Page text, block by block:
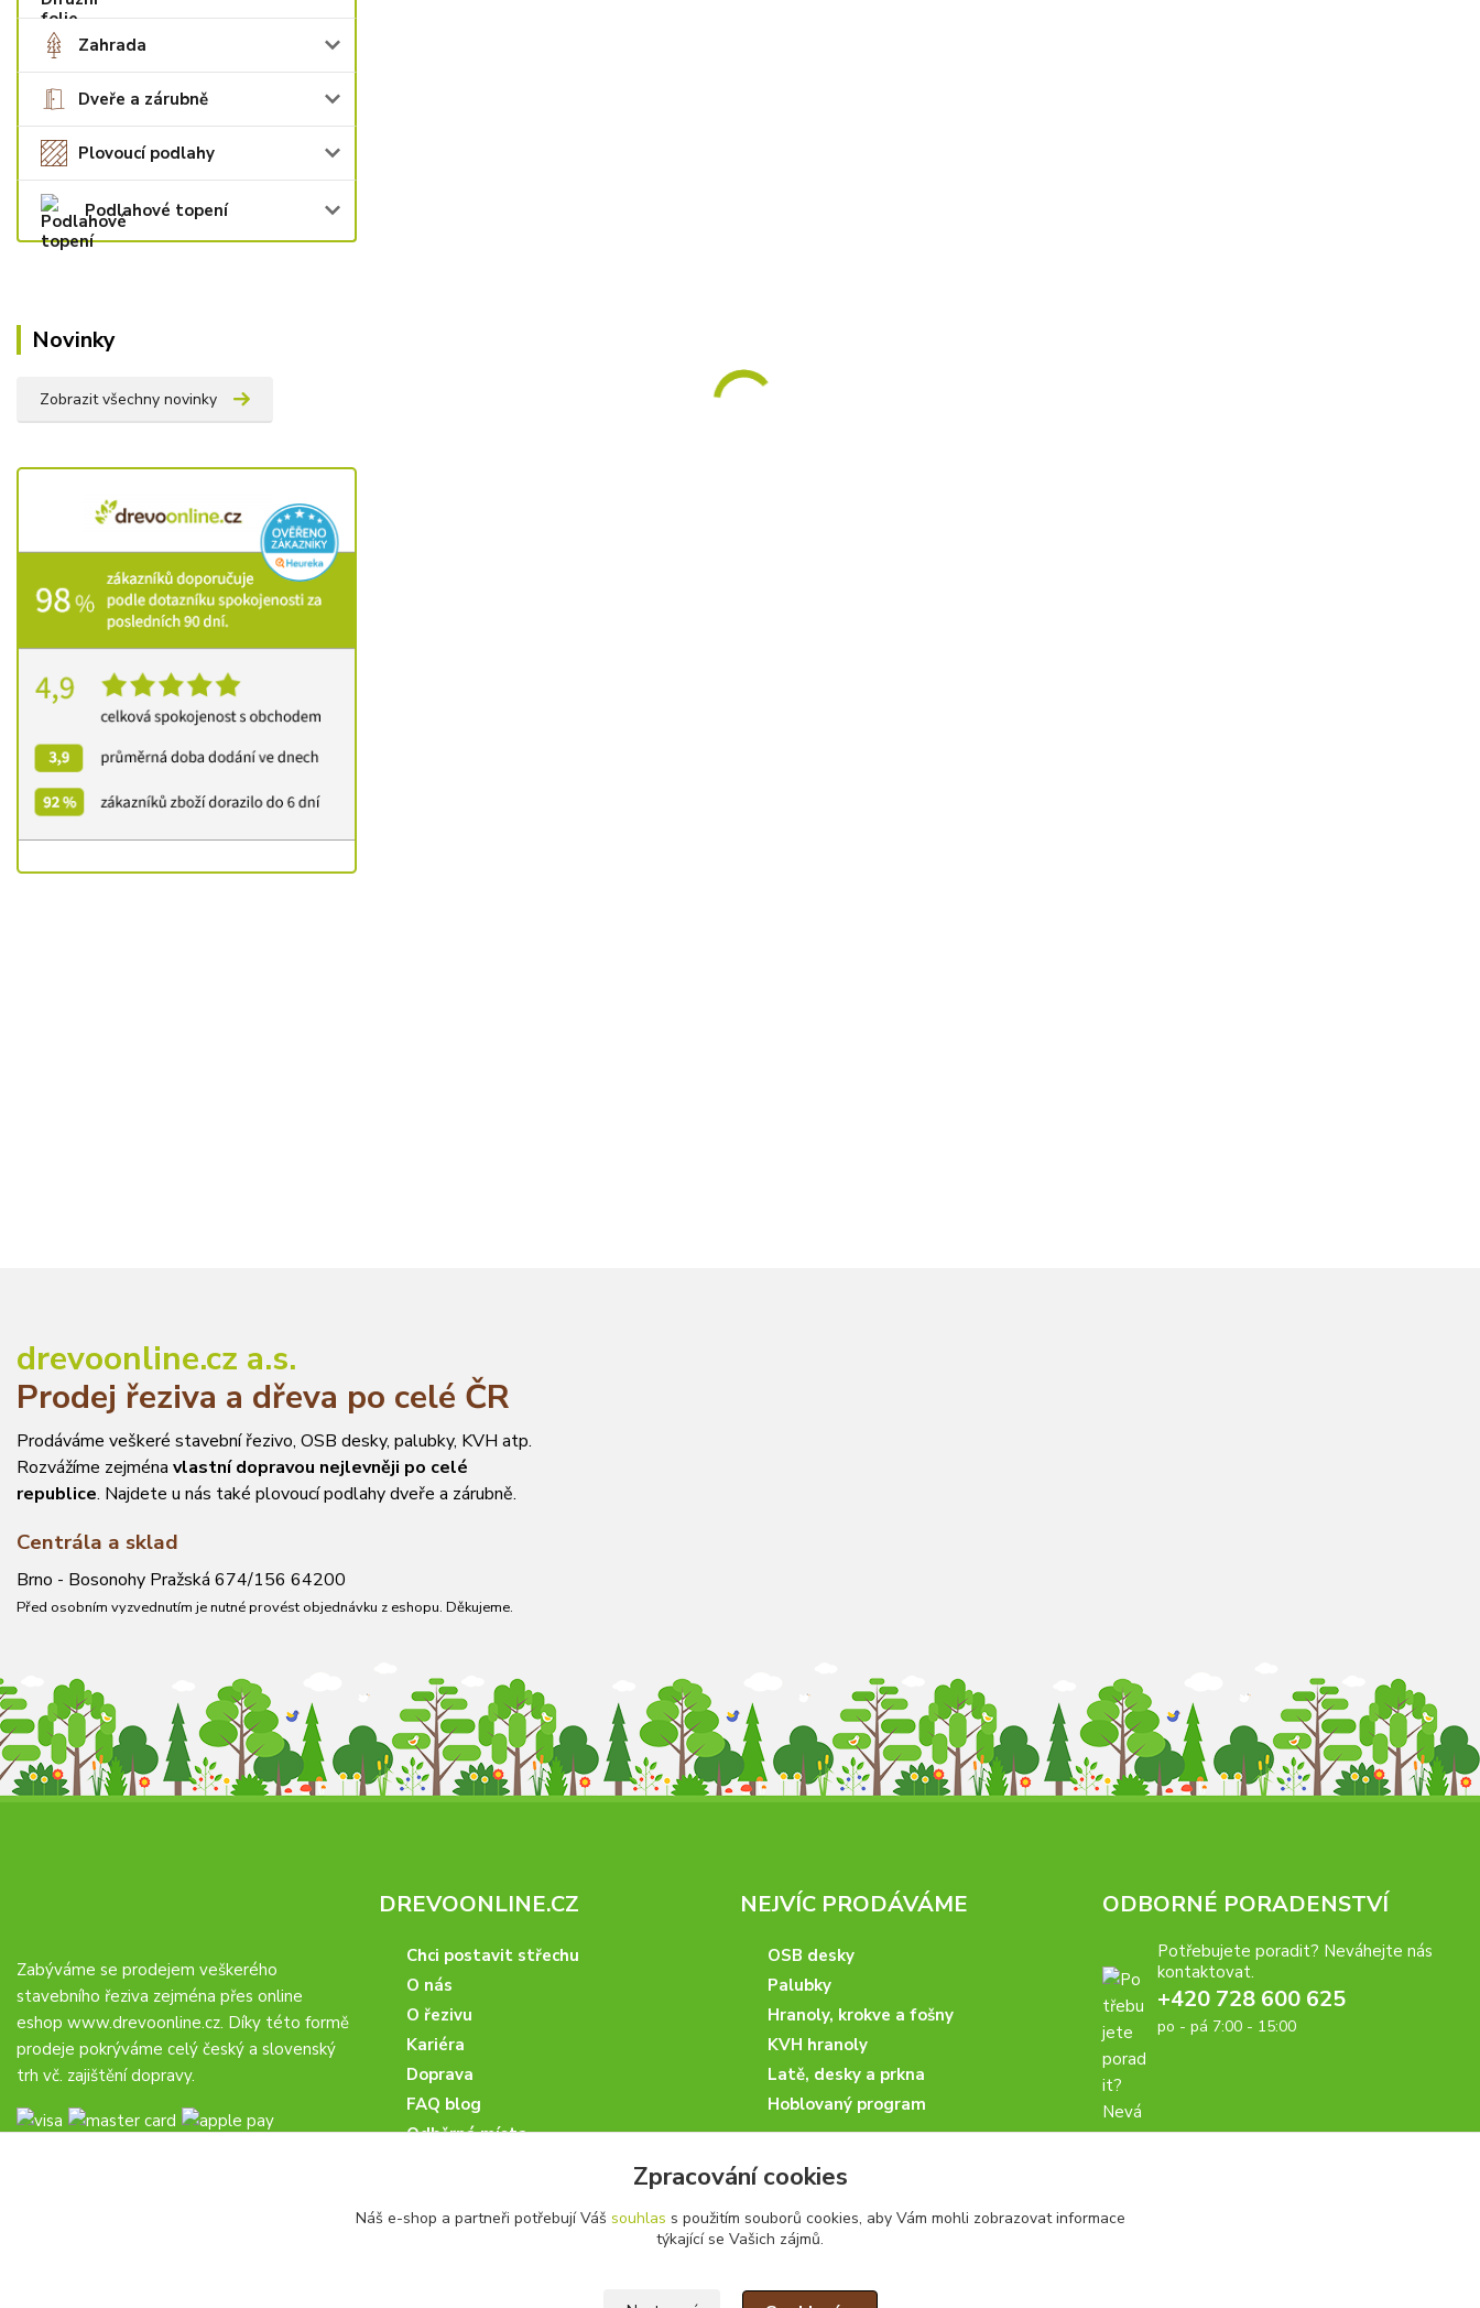
Zahrada
Dveře a zárubně
Plovoucí podlahy
Podlahové topení
Novinky
Zobrazit všechny novinky
drevoonline.cz a.s.
Prodej řeziva a dřeva po celé ČR
Prodáváme veškeré stavební řezivo, OSB desky, palubky, KVH atp.
Rozvážíme zejména vlastní dopravou nejlevněji po celé
republice. Najdete u nás také plovoucí podlahy dveře a zárubně.
Centrála a sklad
Brno - Bosonohy Pražská 674/156 64200
Před osobním vyzvednutím je nutné provést objednávku z eshopu. Děkujeme.
Zabýváme se prodejem veškerého
stavebního řeziva zejména přes online
eshop www.drevoonline.cz. Díky této formě
prodeje pokrýváme celý český a slovenský
trh vč. zajištění dopravy.
DREVOONLINE.CZ
Chci postavit střechu
O nás
O řezivu
Kariéra
Doprava
FAQ blog
Odběrná místa
Obchodní partneři
NEJVÍC PRODÁVÁME
OSB desky
Palubky
Hranoly, krokve a fošny
KVH hranoly
Latě, desky a prkna
Hoblovaný program
ODBORNÉ PORADENSTVÍ
Potřebujete poradit? Neváhejte nás
kontaktovat.
+420 728 600 625
po - pá 7:00 - 15:00
Zpracování cookies
Náš e-shop a partneři potřebují Váš souhlas s použitím souborů cookies, aby Vám mohli zobrazovat informace
týkající se Vašich zájmů.